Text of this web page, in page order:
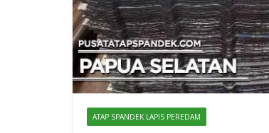
ATAP SPANDEK LAPIS PEREDAM